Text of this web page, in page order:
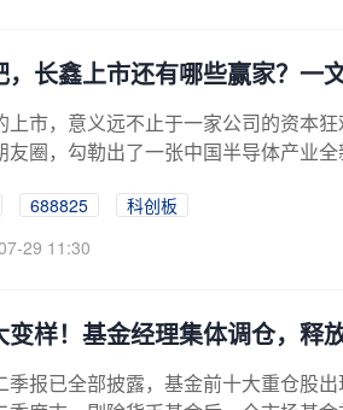
，长鑫上市还有哪些赢家？一
上市，意义远不止于一家公司的资本
友圈，勾勒出了一张中国半导体产业
688825
科创板
29 11:30
变样！基金经理集体调仓，释
季报已全部披露，基金前十大重仓股